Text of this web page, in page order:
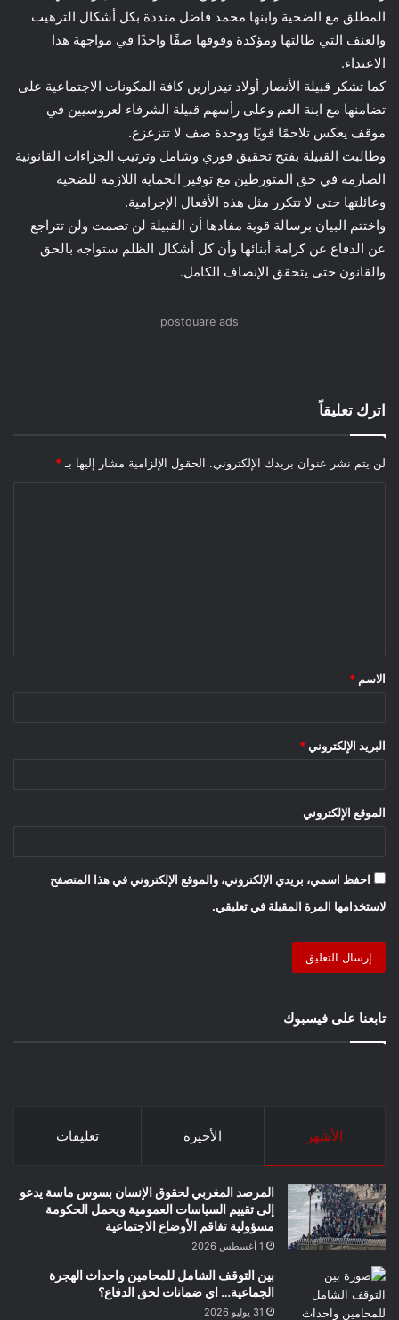
المطلق مع الضحية وابنها محمد فاضل منددة بكل أشكال الترهيب
والعنف التي طالتها ومؤكدة وقوفها صفًا واحدًا في مواجهة هذا
الاعتداء.
كما تشكر قبيلة الأنصار أولاد تيدرارين كافة المكونات الاجتماعية على
تضامنها مع ابنة العم وعلى رأسهم قبيلة الشرفاء لعروسيين في
موقف يعكس تلاحمًا قويًا ووحدة صف لا تتزعزع.
وطالبت القبيلة بفتح تحقيق فوري وشامل وترتيب الجزاءات القانونية
الصارمة في حق المتورطين مع توفير الحماية اللازمة للضحية
وعائلتها حتى لا تتكرر مثل هذه الأفعال الإجرامية.
واختتم البيان برسالة قوية مفادها أن القبيلة لن تصمت ولن تتراجع
عن الدفاع عن كرامة أبنائها وأن كل أشكال الظلم ستواجه بالحق
والقانون حتى يتحقق الإنصاف الكامل.
postquare ads
اترك تعليقاً
لن يتم نشر عنوان بريدك الإلكتروني. الحقول الإلزامية مشار إليها بـ *
الاسم *
البريد الإلكتروني *
الموقع الإلكتروني
احفظ اسمي، بريدي الإلكتروني، والموقع الإلكتروني في هذا المتصفح
لاستخدامها المرة المقبلة في تعليقي.
تابعنا على فيسبوك
الأشهر الأخيرة تعليقات
المرصد المغربي لحقوق الإنسان بسوس ماسة يدعو
إلى تقييم السياسات العمومية ويحمل الحكومة
مسؤولية تفاقم الأوضاع الاجتماعية
1 أغسطس 2026
بين التوقف الشامل للمحامين واحداث الهجرة
الجماعية… اي ضمانات لحق الدفاع؟
31 يوليو 2026